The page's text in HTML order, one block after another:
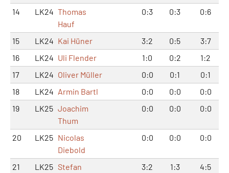
14 LK24 Thomas
Hauf
0:3 0:3 0:6
15 LK24 Kai Hüner 3:2 0:5
3:7
16
LK24 Uli Flender 1:0 0:2
1:2
17
LK24 Oliver Müller 0:0 0:1
0:1
18
LK24 Armin Bartl 0:0 0:0
0:0
19
LK25 Joachim
Thum
0:0 0:0 0:0
20 LK25 Nicolas
Diebold
0:0 0:0 0:0
21 LK25 Stefan
3:2 1:3 4:5